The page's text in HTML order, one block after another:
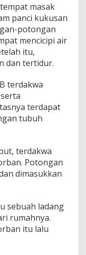
masak
panci kukusan
potongan
mencicipi air
itu,
dan tertidur.
terdakwa
terdapat
tubuh
terdakwa
Potongan
dimasukkan
sebuah ladang
rumahnya.
itu lalu